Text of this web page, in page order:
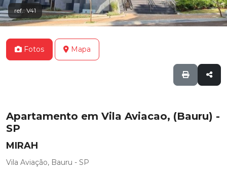
ref.: V41
Fotos Mapa
Apartamento em Vila Aviacao, (Bauru) -
SP
MIRAH
Vila Aviação, Bauru - SP